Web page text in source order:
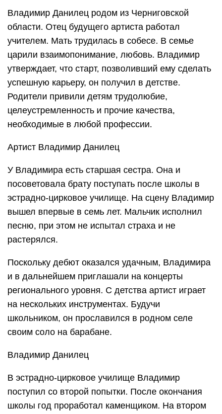
Владимир Данилец родом из Черниговской
области. Отец будущего артиста работал
учителем. Мать трудилась в собесе. В семье
царили взаимопонимание, любовь. Владимир
утверждает, что старт, позволивший ему сделать
успешную карьеру, он получил в детстве.
Родители привили детям трудолюбие,
целеустремленность и прочие качества,
необходимые в любой профессии.
Артист Владимир Данилец
У Владимира есть старшая сестра. Она и
посоветовала брату поступать после школы в
эстрадно-цирковое училище. На сцену Владимир
вышел впервые в семь лет. Мальчик исполнил
песню, при этом не испытал страха и не
растерялся.
Поскольку дебют оказался удачным, Владимира
и в дальнейшем приглашали на концерты
регионального уровня. С детства артист играет
на нескольких инструментах. Будучи
школьником, он прославился в родном селе
своим соло на барабане.
Владимир Данилец
В эстрадно-цирковое училище Владимир
поступил со второй попытки. После окончания
школы год проработал каменщиком. На втором